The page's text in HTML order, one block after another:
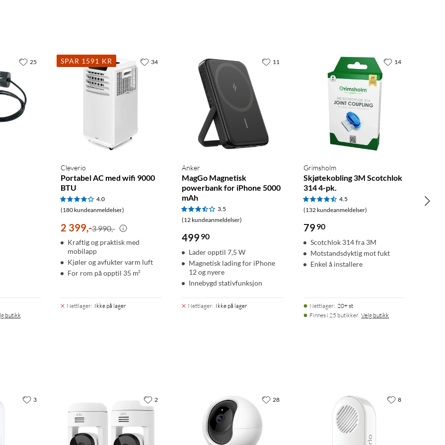
butikk
25 SPAR 1591 KR
Cleverio
Portabel AC med wifi 9000
BTU
4.0
(180 kundeanmeldelser)
2 399,-3 990,-
Kraftig og praktisk med
mobilapp
Kjøler og avfukter varm luft
For rom på opptil 35 m²
Nettlager: Ikke på lager
34
Anker
MagGo Magnetisk
powerbank for iPhone 5000
mAh
3.5
(12 kundeanmeldelser)
499 90
Lader opptil 7,5 W
Magnetisk lading for iPhone
12 og nyere
Innebygd stativfunksjon
Nettlager: Ikke på lager
11
Grimsholm
Skjøtekobling 3M Scotchlok
314 4-pk.
4.5
(132 kundeanmeldelser)
79 90
Scotchlok 314 fra 3M
Motstandsdyktig mot fukt
Enkel å installere
Nettlager: 20+ st
Finnes i 25 butikker. Velg butikk
14
3 2 28 8